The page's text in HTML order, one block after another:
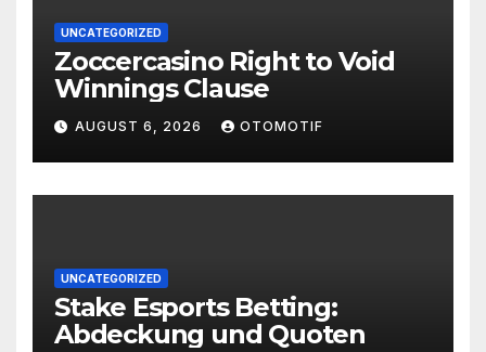
UNCATEGORIZED
Zoccercasino Right to Void
Winnings Clause
AUGUST 6, 2026 OTOMOTIF
UNCATEGORIZED
Stake Esports Betting:
Abdeckung und Quoten